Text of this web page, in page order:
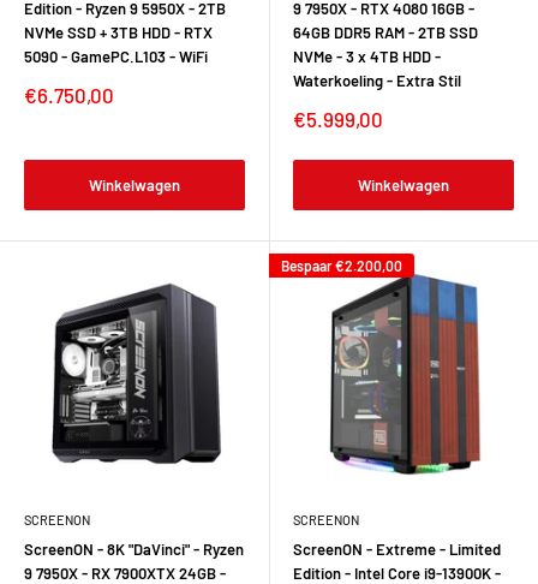
Edition - Ryzen 9 5950X - 2TB
NVMe SSD + 3TB HDD - RTX
5090 - GamePC.L103 - WiFi
Verkoopprijs
€6.750,00
Winkelwagen
9 7950X - RTX 4080 16GB -
64GB DDR5 RAM - 2TB SSD
NVMe - 3 x 4TB HDD -
Waterkoeling - Extra Stil
Verkoopprijs
€5.999,00
Winkelwagen
SCREENON
ScreenON - 8K "DaVinci" - Ryzen
9 7950X - RX 7900XTX 24GB -
Bespaar€2.200,00
SCREENON
ScreenON - Extreme - Limited
Edition - Intel Core i9-13900K -